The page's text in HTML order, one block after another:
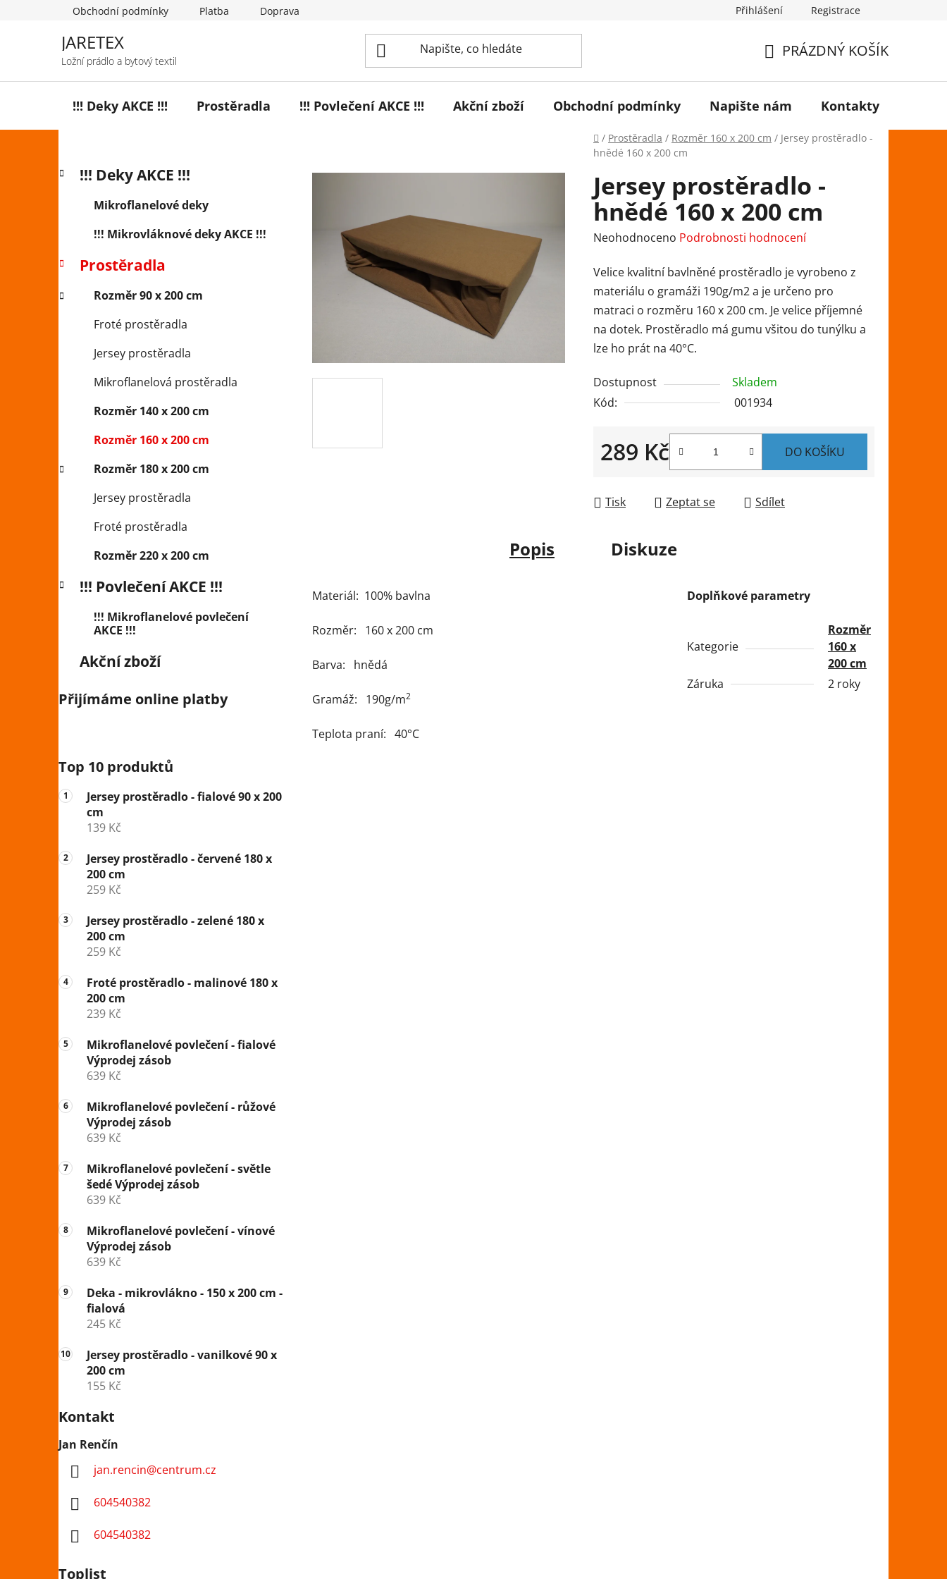
Obchodní podmínky Platba Doprava Přihlášení Registrace
JARETEX
Ložní prádlo a bytový textil
KOŠÍK
PRÁZDNÝ KOŠÍK
!!! Deky AKCE !!! Prostěradla !!! Povlečení AKCE !!! Akční zboží Obchodní podmínky Napište nám Kontakty
Domů
/ Prostěradla / Rozměr 160 x 200 cm / Jersey prostěradlo -
hnědé 160 x 200 cm
P
a
n
kategorie
K
a
r
e
!!! Deky AKCE !!!
Mikroflanelové deky
!!! Mikrovláknové deky AKCE !!!
Prostěradla
Rozměr 90 x 200 cm
Froté prostěradla
Jersey prostěradla
Mikroflanelová prostěradla
Rozměr 140 x 200 cm
Rozměr 160 x 200 cm
Rozměr 180 x 200 cm
Jersey prostěradla
Froté prostěradla
Rozměr 220 x 200 cm
!!! Povlečení AKCE !!!
!!! Mikroflanelové povlečení
AKCE !!!
Akční zboží
Přijímáme online platby
Top 10 produktů
Jersey prostěradlo - fialové 90 x 200
cm
139 Kč
Jersey prostěradlo - červené 180 x
200 cm
259 Kč
Jersey prostěradlo - zelené 180 x
200 cm
259 Kč
Froté prostěradlo - malinové 180 x
200 cm
239 Kč
Mikroflanelové povlečení - fialové
Výprodej zásob
639 Kč
Mikroflanelové povlečení - růžové
Výprodej zásob
639 Kč
Mikroflanelové povlečení - světle
šedé Výprodej zásob
639 Kč
Mikroflanelové povlečení - vínové
Výprodej zásob
639 Kč
Deka - mikrovlákno - 150 x 200 cm -
fialová
245 Kč
Jersey prostěradlo - vanilkové 90 x
200 cm
155 Kč
Kontakt
Jan Renčín
jan.rencin@centrum.cz
604540382
604540382
Toplist
Jersey prostěradlo -
hnědé 160 x 200 cm
Průměrné
produktu
je
0,0
z
5
Neohodnoceno Podrobnosti hodnocení
Velice kvalitní bavlněné prostěradlo je vyrobeno z
materiálu o gramáži 190g/m2 a je určeno pro
matraci o rozměru 160 x 200 cm. Je velice příjemné
na dotek. Prostěradlo má gumu všitou do tunýlku a
lze ho prát na 40°C.
Dostupnost
Skladem
Kód:
001934
289 Kč DO KOŠÍKU
Tisk Zeptat se Sdílet
Popis Diskuze
Materiál: 100% bavlna
Rozměr: 160 x 200 cm
Barva: hnědá
Gramáž: 190g/m2
Teplota praní: 40°C
Doplňkové parametry
Kategorie
Rozměr
160 x
200 cm
Záruka
2 roky